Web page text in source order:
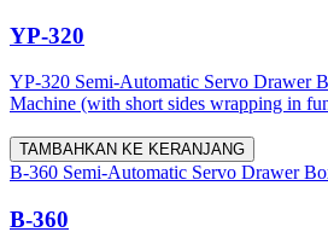
YP-320
YP-320 Semi-Automatic Servo Drawer
Machine (with short sides wrapping in
TAMBAHKAN KE KERANJANG
B-360 Semi-Automatic Servo Drawer
B-360